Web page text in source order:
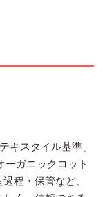
キスタイル基準」
ガニックコット
程・保管など、